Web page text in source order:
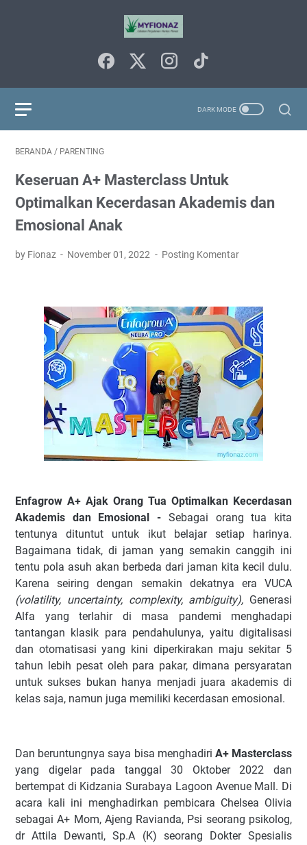
BERANDA / PARENTING
Keseruan A+ Masterclass Untuk
Optimalkan Kecerdasan Akademis dan
Emosional Anak
by Fionaz November 01, 2022 Posting Komentar
Enfagrow A+ Ajak Orang Tua Optimalkan Kecerdasan
Akademis dan Emosional - Sebagai orang tua kita
tentunya dituntut untuk ikut belajar setiap harinya.
Bagaimana tidak, di jaman yang semakin canggih ini
tentu pola asuh akan berbeda dari jaman kita kecil dulu.
Karena seiring dengan semakin dekatnya era VUCA
(volatility, uncertainty, complexity, ambiguity), Generasi
Alfa yang terlahir di masa pandemi menghadapi
tantangan klasik para pendahulunya, yaitu digitalisasi
dan otomatisasi yang kini diperkirakan maju sekitar 5
tahun lebih pesat oleh para pakar, dimana persyaratan
untuk sukses bukan hanya menjadi juara akademis di
kelas saja, namun juga memiliki kecerdasan emosional.
Dan beruntungnya saya bisa menghadiri A+ Masterclass
yang digelar pada tanggal 30 Oktober 2022 dan
bertempat di Kidzania Surabaya Lagoon Avenue Mall. Di
acara kali ini menghadirkan pembicara Chelsea Olivia
sebagai A+ Mom, Ajeng Ravianda, Psi seorang psikolog,
dr Attila Dewanti, Sp.A (K) seorang Dokter Spesialis